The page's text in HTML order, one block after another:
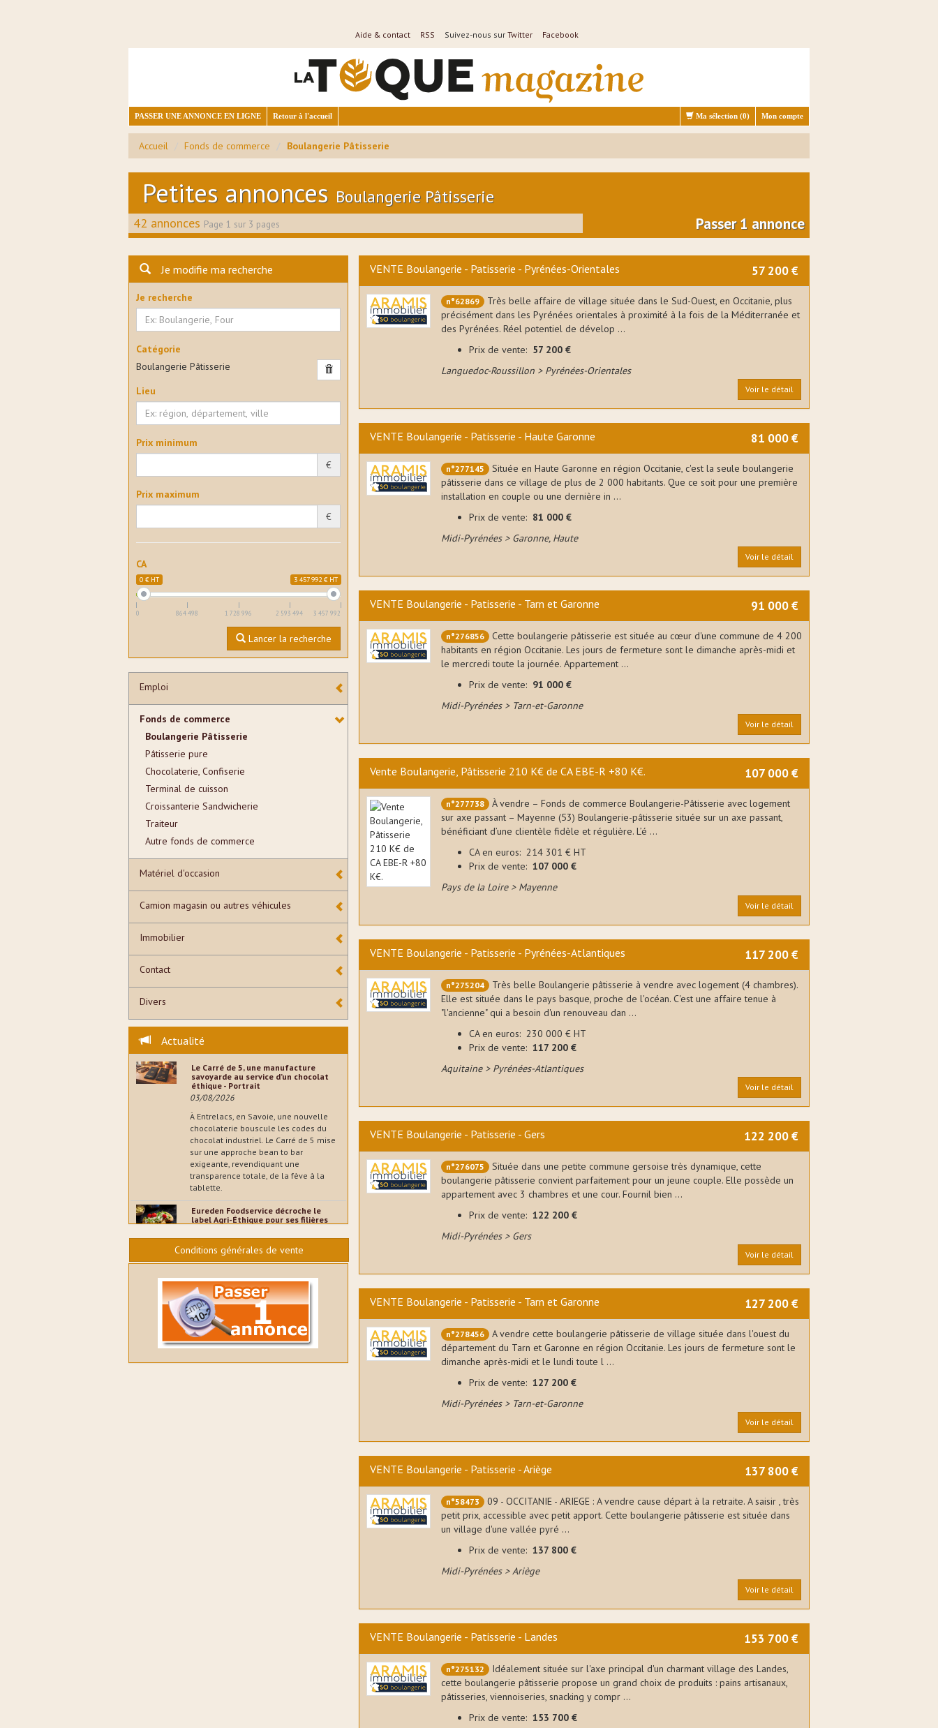
Aide & contact RSS Suivez-nous surTwitter Facebook
PASSER UNE ANNONCE EN LIGNE Retour à l'accueil Mon compte
Ma sélection (0)
Accueil Fonds de commerce Boulangerie Pâtisserie
Petites annonces Boulangerie Pâtisserie
42 annonces Page 1 sur 3 pages Passer 1 annonce
VENTE Boulangerie - Patisserie - Pyrénées-Orientales 57 200 €
n°62869 Très belle affaire de village située dans le Sud-Ouest, en Occitanie, plus
précisément dans les Pyrénées orientales à proximité à la fois de la Méditerranée et
des Pyrénées. Réel potentiel de dévelop ...
Prix de vente: 57 200 €
Languedoc-Roussillon > Pyrénées-Orientales
Voir le détail
VENTE Boulangerie - Patisserie - Haute Garonne 81 000 €
n°277145 Située en Haute Garonne en région Occitanie, c'est la seule boulangerie
pâtisserie dans ce village de plus de 2 000 habitants. Que ce soit pour une première
installation en couple ou une dernière in ...
Prix de vente: 81 000 €
Midi-Pyrénées > Garonne, Haute
Voir le détail
VENTE Boulangerie - Patisserie - Tarn et Garonne 91 000 €
n°276856 Cette boulangerie pâtisserie est située au cœur d'une commune de 4 200
habitants en région Occitanie. Les jours de fermeture sont le dimanche après-midi et
le mercredi toute la journée. Appartement ...
Prix de vente: 91 000 €
Midi-Pyrénées > Tarn-et-Garonne
Voir le détail
Vente Boulangerie, Pâtisserie 210 K€ de CA EBE-R +80 K€. 107 000 €
n°277738 À vendre – Fonds de commerce Boulangerie-Pâtisserie avec logement
sur axe passant – Mayenne (53) Boulangerie-pâtisserie située sur un axe passant,
bénéficiant d’une clientèle fidèle et régulière. L’é ...
CA en euros: 214 301 € HT
Prix de vente: 107 000 €
Pays de la Loire > Mayenne
Voir le détail
VENTE Boulangerie - Patisserie - Pyrénées-Atlantiques 117 200 €
n°275204 Très belle Boulangerie pâtisserie à vendre avec logement (4 chambres).
Elle est située dans le pays basque, proche de l'océan. C'est une affaire tenue à
"l'ancienne" qui a besoin d'un renouveau dan ...
CA en euros: 230 000 € HT
Prix de vente: 117 200 €
Aquitaine > Pyrénées-Atlantiques
Voir le détail
VENTE Boulangerie - Patisserie - Gers 122 200 €
n°276075 Située dans une petite commune gersoise très dynamique, cette
boulangerie pâtisserie convient parfaitement pour un jeune couple. Elle possède un
appartement avec 3 chambres et une cour. Fournil bien ...
Prix de vente: 122 200 €
Midi-Pyrénées > Gers
Voir le détail
VENTE Boulangerie - Patisserie - Tarn et Garonne 127 200 €
n°278456 A vendre cette boulangerie pâtisserie de village située dans l'ouest du
département du Tarn et Garonne en région Occitanie. Les jours de fermeture sont le
dimanche après-midi et le lundi toute l ...
Prix de vente: 127 200 €
Midi-Pyrénées > Tarn-et-Garonne
Voir le détail
VENTE Boulangerie - Patisserie - Ariège 137 800 €
n°58473 09 - OCCITANIE - ARIEGE : A vendre cause départ à la retraite. A saisir , très
petit prix, accessible avec petit apport. Cette boulangerie pâtisserie est située dans
un village d'une vallée pyré ...
Prix de vente: 137 800 €
Midi-Pyrénées > Ariège
Voir le détail
VENTE Boulangerie - Patisserie - Landes 153 700 €
n°275132 Idéalement située sur l'axe principal d'un charmant village des Landes,
cette boulangerie pâtisserie propose un grand choix de produits : pains artisanaux,
pâtisseries, viennoiseries, snacking y compr ...
Prix de vente: 153 700 €
Je modifie ma recherche
Je recherche
Catégorie
Boulangerie Pâtisserie
Lieu
Prix minimum
€
Prix maximum
€
CA
0 € HT 3 457 992 € HT
0 864 498 1 728 996 2 593 494 3 457 992
Lancer la recherche
Emploi
Fonds de commerce
Boulangerie Pâtisserie
Pâtisserie pure
Chocolaterie, Confiserie
Terminal de cuisson
Croissanterie Sandwicherie
Traiteur
Autre fonds de commerce
Matériel d'occasion
Camion magasin ou autres véhicules
Immobilier
Contact
Divers
Actualité
Le Carré de 5, une manufacture
savoyarde au service d’un chocolat
éthique - Portrait
03/08/2026
À Entrelacs, en Savoie, une nouvelle
chocolaterie bouscule les codes du
chocolat industriel. Le Carré de 5 mise
sur une approche bean to bar
exigeante, revendiquant une
transparence totale, de la fève à la
tablette.
Eureden Foodservice décroche le
label Agri-Éthique pour ses filières
02/08/2026
Mi-juillet, le grossiste spécialisé
a annoncé l’obtention de la
certification commerce équitable
française Agri-Éthique pour ses filières
légumes, renforçant ainsi son
engagement en faveur d’une
restauration plus durable et plus
Conditions générales de vente